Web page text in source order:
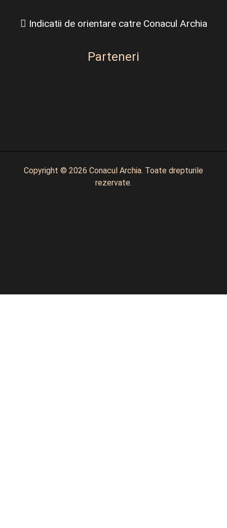
Indicatii de orientare catre Conacul Archia
Parteneri
Copyright © 2026 Conacul Archia. Toate drepturile
rezervate.